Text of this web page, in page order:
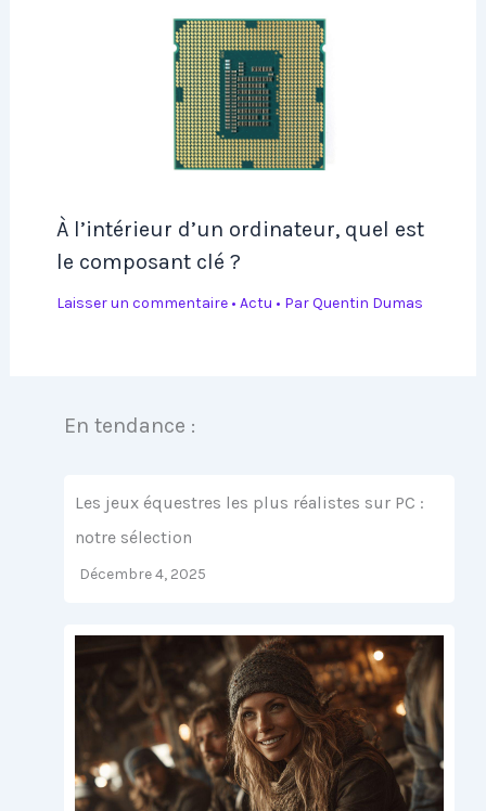
À l’intérieur d’un ordinateur, quel est
le composant clé ?
Laisser un commentaire • Actu • ParQuentin Dumas
En tendance :
Les jeux équestres les plus réalistes sur PC :
notre sélection
Décembre 4, 2025